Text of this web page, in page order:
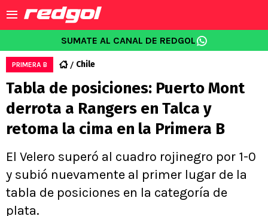
SUMATE AL CANAL DE REDGOL
PRIMERA B Chile
Tabla de posiciones: Puerto Mont
derrota a Rangers en Talca y
retoma la cima en la Primera B
El Velero superó al cuadro rojinegro por 1-0
y subió nuevamente al primer lugar de la
tabla de posiciones en la categoría de
plata.